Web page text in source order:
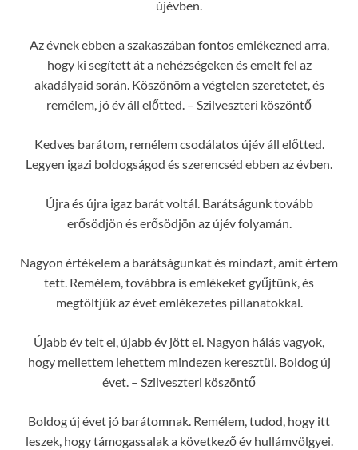
újévben.
Az évnek ebben a szakaszában fontos emlékezned arra,
hogy ki segített át a nehézségeken és emelt fel az
akadályaid során. Köszönöm a végtelen szeretetet, és
remélem, jó év áll előtted. – Szilveszteri köszöntő
Kedves barátom, remélem csodálatos újév áll előtted.
Legyen igazi boldogságod és szerencséd ebben az évben.
Újra és újra igaz barát voltál. Barátságunk tovább
erősödjön és erősödjön az újév folyamán.
Nagyon értékelem a barátságunkat és mindazt, amit értem
tett. Remélem, továbbra is emlékeket gyűjtünk, és
megtöltjük az évet emlékezetes pillanatokkal.
Újabb év telt el, újabb év jött el. Nagyon hálás vagyok,
hogy mellettem lehettem mindezen keresztül. Boldog új
évet. – Szilveszteri köszöntő
Boldog új évet jó barátomnak. Remélem, tudod, hogy itt
leszek, hogy támogassalak a következő év hullámvölgyei.